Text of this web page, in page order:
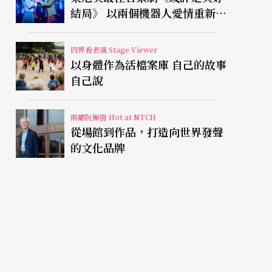
結局》 以兩個機器人愛情重新凝
視有限人生
四界看表演 Stage Viewer
以身體作為活檔案庫 自己的故事
自己說
兩廳院櫥窗 Hot at NTCH
從場館到作品，打造向世界發聲
的文化品牌